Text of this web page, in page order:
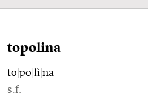
topolina
to po lì na
s.f.